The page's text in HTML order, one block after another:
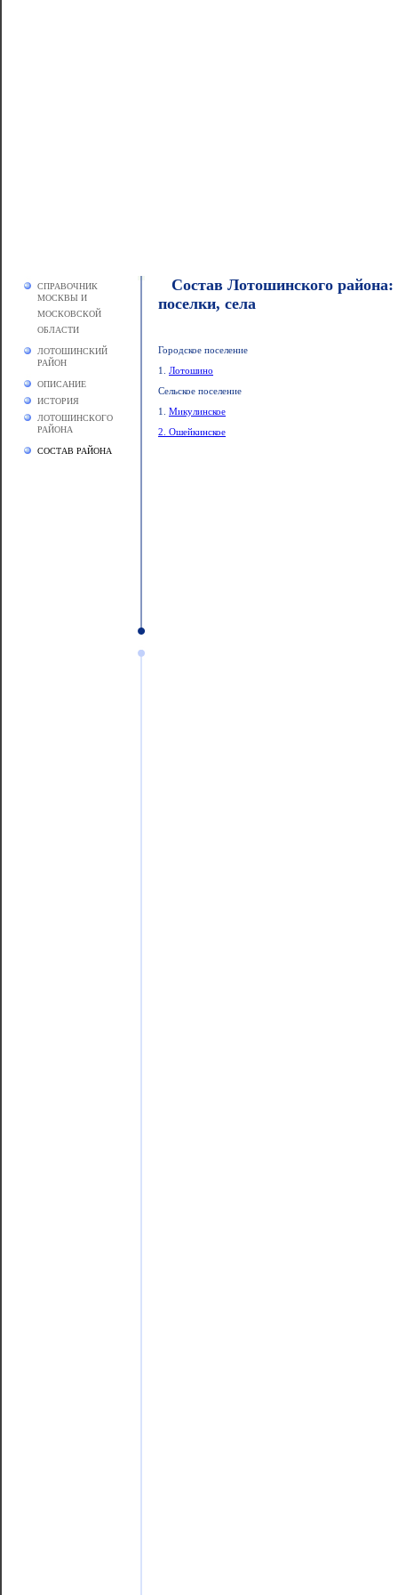
СПРАВОЧНИК
МОСКВЫ И
МОСКОВСКОЙ
ОБЛАСТИ
ЛОТОШИНСКИЙ
РАЙОН
ОПИСАНИЕ
ИСТОРИЯ
ЛОТОШИНСКОГО
РАЙОНА
СОСТАВ РАЙОНА
Состав Лотошинского района:
поселки, села
Городское поселение
1. Лотошино
Сельское поселение
1. Микулинское
2. Ошейкинское